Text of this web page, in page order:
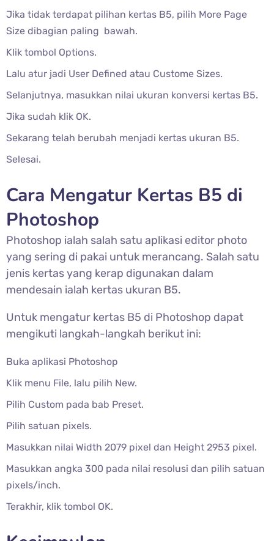
Jika tidak terdapat pilihan kertas B5, pilih More Page
Size dibagian paling bawah.
Klik tombol Options.
Lalu atur jadi User Defined atau Custome Sizes.
Selanjutnya, masukkan nilai ukuran konversi kertas B5.
Jika sudah klik OK.
Sekarang telah berubah menjadi kertas ukuran B5.
Selesai.
Cara Mengatur Kertas B5 di
Photoshop
Photoshop ialah salah satu aplikasi editor photo
yang sering di pakai untuk merancang. Salah satu
jenis kertas yang kerap digunakan dalam
mendesain ialah kertas ukuran B5.
Untuk mengatur kertas B5 di Photoshop dapat
mengikuti langkah-langkah berikut ini:
Buka aplikasi Photoshop
Klik menu File, lalu pilih New.
Pilih Custom pada bab Preset.
Pilih satuan pixels.
Masukkan nilai Width 2079 pixel dan Height 2953 pixel.
Masukkan angka 300 pada nilai resolusi dan pilih satuan
pixels/inch.
Terakhir, klik tombol OK.